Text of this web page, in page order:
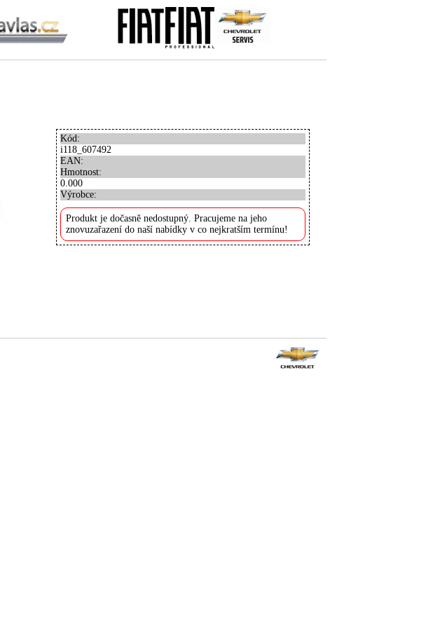
Kód:
i118_607492
EAN:
Hmotnost:
0.000
Výrobce:
Produkt je dočasně nedostupný. Pracujeme na jeho
znovuzařazení do naší nabídky v co nejkratším termínu!